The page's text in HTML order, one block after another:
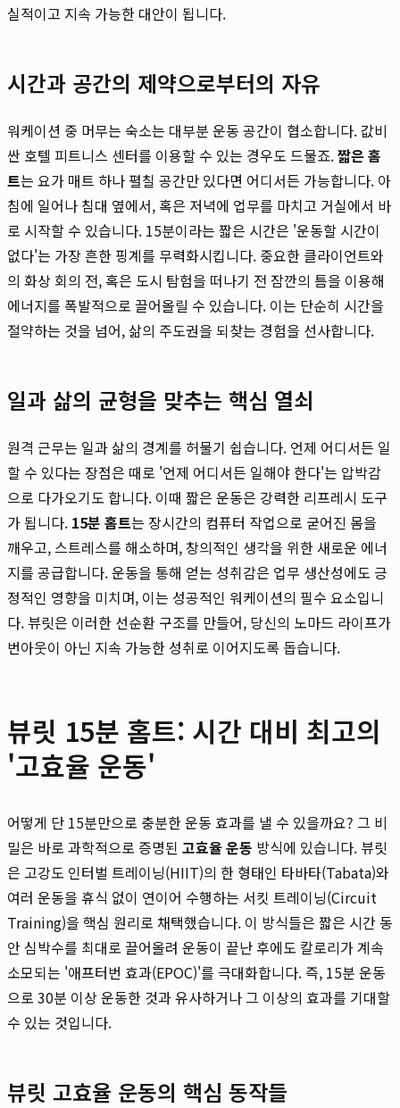
실적이고 지속 가능한 대안이 됩니다.
시간과 공간의 제약으로부터의 자유
워케이션 중 머무는 숙소는 대부분 운동 공간이 협소합니다. 값비
싼 호텔 피트니스 센터를 이용할 수 있는 경우도 드물죠.짧은 홈
트는 요가 매트 하나 펼칠 공간만 있다면 어디서든 가능합니다. 아
침에 일어나 침대 옆에서, 혹은 저녁에 업무를 마치고 거실에서 바
로 시작할 수 있습니다. 15분이라는 짧은 시간은 '운동할 시간이
없다'는 가장 흔한 핑계를 무력화시킵니다. 중요한 클라이언트와
의 화상 회의 전, 혹은 도시 탐험을 떠나기 전 잠깐의 틈을 이용해
에너지를 폭발적으로 끌어올릴 수 있습니다. 이는 단순히 시간을
절약하는 것을 넘어, 삶의 주도권을 되찾는 경험을 선사합니다.
일과 삶의 균형을 맞추는 핵심 열쇠
원격 근무는 일과 삶의 경계를 허물기 쉽습니다. 언제 어디서든 일
할 수 있다는 장점은 때로 '언제 어디서든 일해야 한다'는 압박감
으로 다가오기도 합니다. 이때 짧은 운동은 강력한 리프레시 도구
가 됩니다. 15분 홈트는 장시간의 컴퓨터 작업으로 굳어진 몸을
깨우고, 스트레스를 해소하며, 창의적인 생각을 위한 새로운 에너
지를 공급합니다. 운동을 통해 얻는 성취감은 업무 생산성에도 긍
정적인 영향을 미치며, 이는 성공적인 워케이션의 필수 요소입니
다. 뷰릿은 이러한 선순환 구조를 만들어, 당신의 노마드 라이프가
번아웃이 아닌 지속 가능한 성취로 이어지도록 돕습니다.
뷰릿 15분 홈트: 시간 대비 최고의
'고효율 운동'
어떻게 단 15분만으로 충분한 운동 효과를 낼 수 있을까요? 그 비
밀은 바로 과학적으로 증명된 고효율 운동 방식에 있습니다. 뷰릿
은 고강도 인터벌 트레이닝(HIIT)의 한 형태인 타바타(Tabata)와
여러 운동을 휴식 없이 연이어 수행하는 서킷 트레이닝(Circuit
Training)을 핵심 원리로 채택했습니다. 이 방식들은 짧은 시간 동
안 심박수를 최대로 끌어올려 운동이 끝난 후에도 칼로리가 계속
소모되는 '애프터번 효과(EPOC)'를 극대화합니다. 즉, 15분 운동
으로 30분 이상 운동한 것과 유사하거나 그 이상의 효과를 기대할
수 있는 것입니다.
뷰릿 고효율 운동의 핵심 동작들